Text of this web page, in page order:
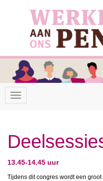
13.45-14.45 uur
Tijdens dit congres wordt een